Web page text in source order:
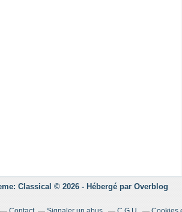
Classical © 2026 - Hébergé par Overblog